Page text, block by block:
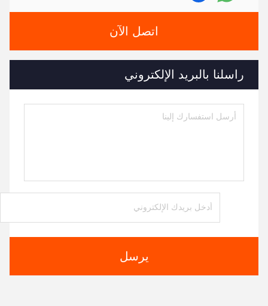
اتصل الآن
راسلنا بالبريد الإلكتروني
يرسل